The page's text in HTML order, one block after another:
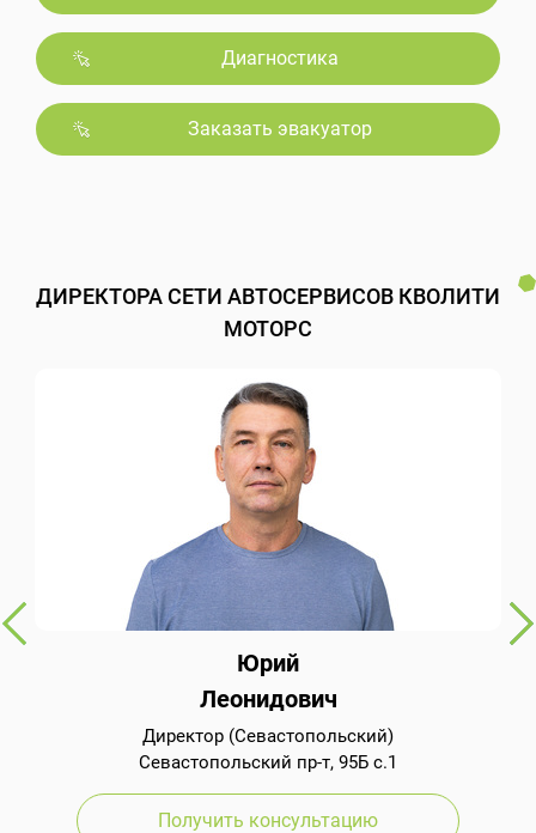
Диагностика
Заказать эвакуатор
ДИРЕКТОРА СЕТИ АВТОСЕРВИСОВ КВОЛИТИ
МОТОРС
Юрий
Леонидович
Директор (Севастопольский)
Севастопольский пр-т, 95Б с.1
Получить консультацию